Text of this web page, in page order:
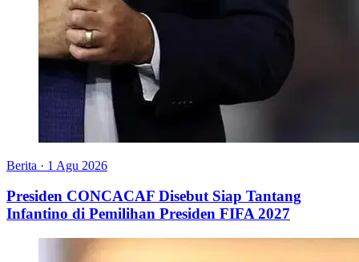
Berita · 1 Agu 2026
Presiden CONCACAF Disebut Siap Tantang
Infantino di Pemilihan Presiden FIFA 2027